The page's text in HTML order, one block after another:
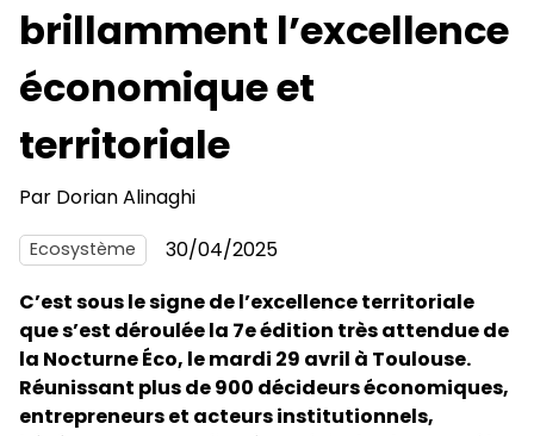
brillamment l’excellence
économique et
territoriale
Par Dorian Alinaghi
Ecosystème
30/04/2025
C’est sous le signe de l’excellence territoriale
que s’est déroulée la 7e édition très attendue de
la Nocturne Éco, le mardi 29 avril à Toulouse.
Réunissant plus de 900 décideurs économiques,
entrepreneurs et acteurs institutionnels,